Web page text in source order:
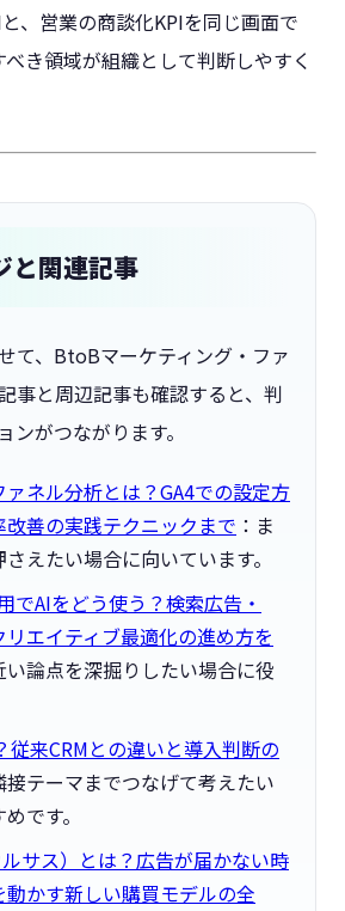
、営業の商談化KPIを同じ画面で
き領域が組織として判断しやすく
と関連記事
て、BtoBマーケティング・ファ
事と周辺記事も確認すると、判
ンがつながります。
ァネル分析とは？GA4での設定方
善の実践テクニックまで ：ま
えたい場合に向いています。
でAIをどう使う？検索広告・
リエイティブ最適化の進め方を
い論点を深掘りしたい場合に役
従来CRMとの違いと導入判断の
接テーマまでつなげて考えたい
です。
サス）とは？広告が届かない時
かす新しい購買モデルの全